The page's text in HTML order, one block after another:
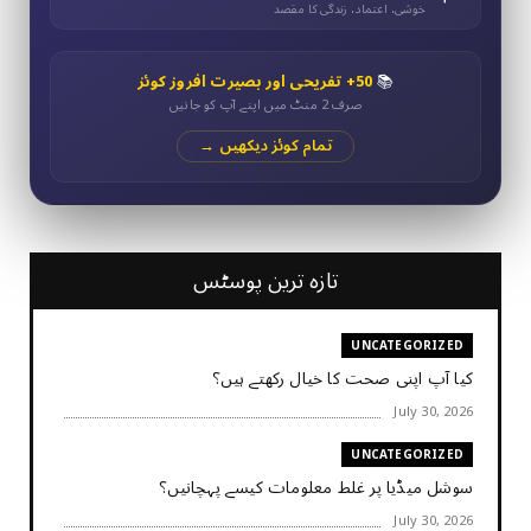
خوشی، اعتماد، زندگی کا مقصد
📚50+ تفریحی اور بصیرت افروز کوئز
صرف 2 منٹ میں اپنے آپ کو جانیں
تمام کوئز دیکھیں →
تازہ ترین پوسٹس
UNCATEGORIZED
کیا آپ اپنی صحت کا خیال رکھتے ہیں؟
July 30, 2026
UNCATEGORIZED
سوشل میڈیا پر غلط معلومات کیسے پہچانیں؟
July 30, 2026